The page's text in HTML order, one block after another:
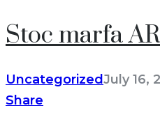
Stoc marfa
UncategorizedJuly 16,
Share